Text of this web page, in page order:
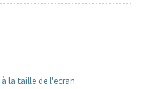
la taille de l'ecran